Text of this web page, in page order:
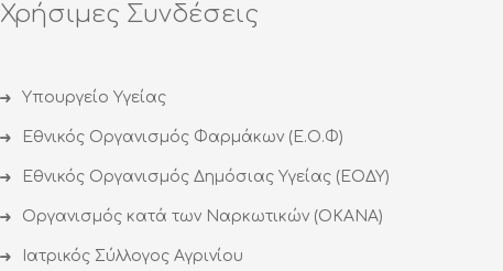
Χρήσιμες Συνδέσεις
Υπουργείο Υγείας
Εθνικός Οργανισμός Φαρμάκων (Ε.Ο.Φ)
Εθνικός Οργανισμός Δημόσιας Υγείας (ΕΟΔΥ)
Οργανισμός κατά των Ναρκωτικών (ΟΚΑΝΑ)
Ιατρικός Σύλλογος Αγρινίου